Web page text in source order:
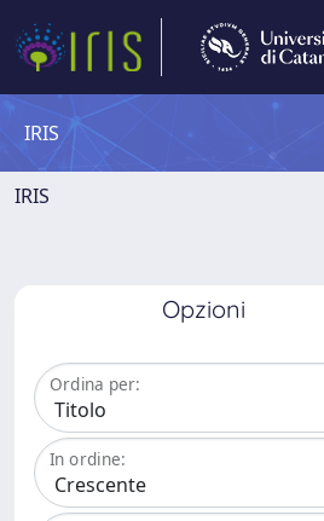
IRIS
IRIS
Opzioni
Ordina per:
In ordine: